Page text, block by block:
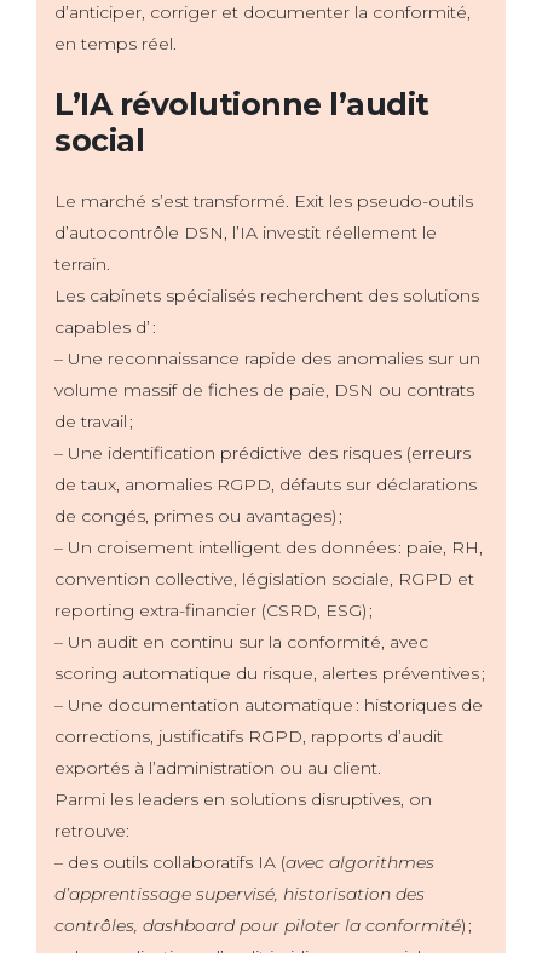
d’anticiper, corriger et documenter la conformité,
en temps réel.
L’IA révolutionne l’audit
social
Le marché s’est transformé. Exit les pseudo-outils
d’autocontrôle DSN, l’IA investit réellement le
terrain.
Les cabinets spécialisés recherchent des solutions
capables d’ :
– Une reconnaissance rapide des anomalies sur un
volume massif de fiches de paie, DSN ou contrats
de travail ;
– Une identification prédictive des risques (erreurs
de taux, anomalies RGPD, défauts sur déclarations
de congés, primes ou avantages) ;
– Un croisement intelligent des données : paie, RH,
convention collective, législation sociale, RGPD et
reporting extra-financier (CSRD, ESG) ;
– Un audit en continu sur la conformité, avec
scoring automatique du risque, alertes préventives ;
– Une documentation automatique : historiques de
corrections, justificatifs RGPD, rapports d’audit
exportés à l’administration ou au client.
Parmi les leaders en solutions disruptives, on
retrouve:
– des outils collaboratifs IA (avec algorithmes
d’apprentissage supervisé, historisation des
contrôles, dashboard pour piloter la conformité) ;